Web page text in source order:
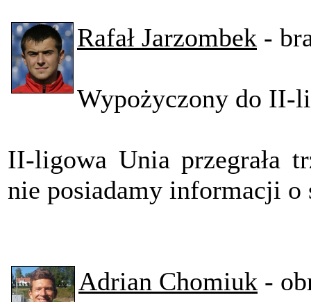
Rafał Jarzombek -
Wypożyczony do II-
II-ligowa Unia przegrała
nie posiadamy informacji o
Adrian Chomiuk -